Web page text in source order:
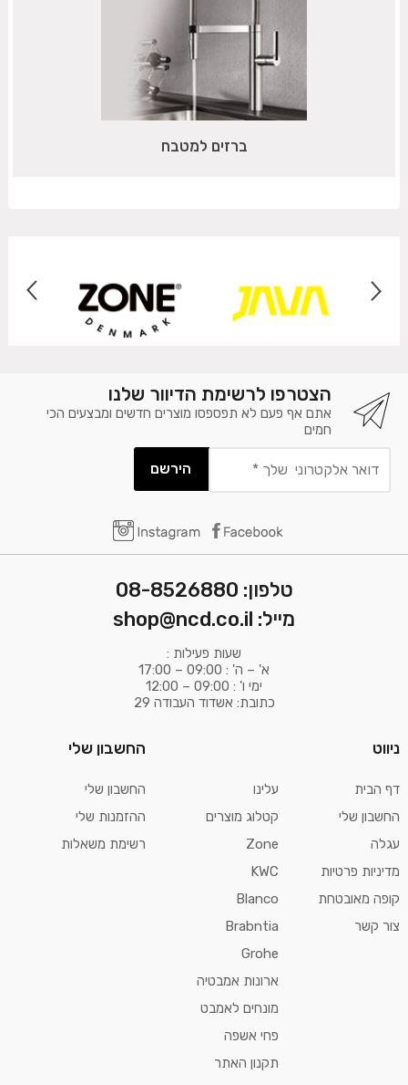
ברזים למטבח
הצטרפו לרשימת הדיוור שלנו
אתם אף פעם לא תפספסו מוצרים חדשים ומבצעים הכי
חמים
אלקטרוני
שלך
טלפון: 08-8526880
מייל: shop@ncd.co.il
שעות פעילות :
א' – ה' : 09:00 – 17:00
ימי ו' : 09:00 – 12:00
כתובת: אשדוד העבודה 29
ניווט
דף הבית
החשבון שלי
עגלה
מדיניות פרטיות
קופה מאובטחת
צור קשר
עלינו
קטלוג מוצרים
Zone
KWC
Blanco
Brabntia
Grohe
ארונות אמבטיה
מונחים לאמבט
פחי אשפה
תקנון האתר
החשבון שלי
החשבון שלי
ההזמנות שלי
רשימת משאלות